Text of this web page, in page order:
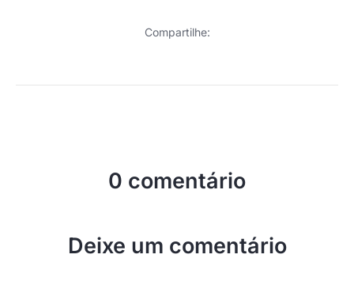
Compartilhe:
0 comentário
Deixe um comentário